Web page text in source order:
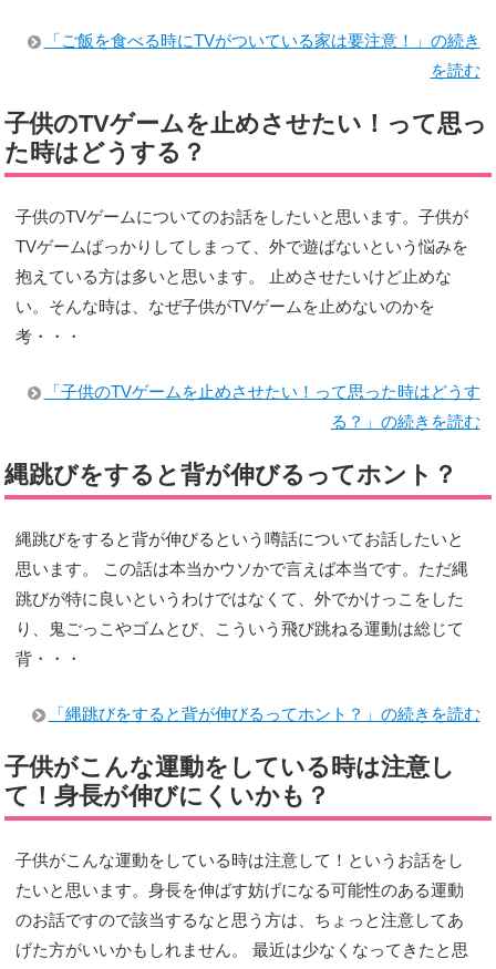
「ご飯を食べる時にTVがついている家は要注意！」の続き
を読む
子供のTVゲームを止めさせたい！って思っ
た時はどうする？
子供のTVゲームについてのお話をしたいと思います。子供が
TVゲームばっかりしてしまって、外で遊ばないという悩みを
抱えている方は多いと思います。 止めさせたいけど止めな
い。そんな時は、なぜ子供がTVゲームを止めないのかを
考・・・
「子供のTVゲームを止めさせたい！って思った時はどうす
る？」の続きを読む
縄跳びをすると背が伸びるってホント？
縄跳びをすると背が伸びるという噂話についてお話したいと
思います。 この話は本当かウソかで言えば本当です。ただ縄
跳びが特に良いというわけではなくて、外でかけっこをした
り、鬼ごっこやゴムとび、こういう飛び跳ねる運動は総じて
背・・・
「縄跳びをすると背が伸びるってホント？」の続きを読む
子供がこんな運動をしている時は注意し
て！身長が伸びにくいかも？
子供がこんな運動をしている時は注意して！というお話をし
たいと思います。身長を伸ばす妨げになる可能性のある運動
のお話ですので該当するなと思う方は、ちょっと注意してあ
げた方がいいかもしれません。 最近は少なくなってきたと思